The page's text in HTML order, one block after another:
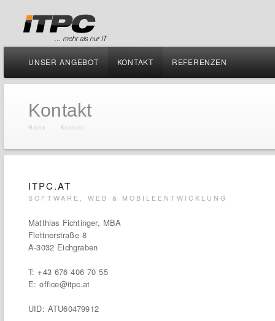
UNSER ANGEBOT KONTAKT REFERENZEN
Kontakt
Home Kontakt
ITPC.AT
SOFTWARE, WEB & MOBILEENTWICKLUNG
Matthias Fichtinger, MBA
Flettnerstraße 8
A-3032 Eichgraben
T: +43 676 406 70 55
E: office@itpc.at
UID: ATU60479912